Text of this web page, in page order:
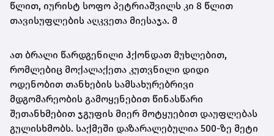
წლით, იურისტ სოფო პეტრიაშვილს კი 8 წლით
თავისუფლების აღკვეთა მიესაჯა. მ
ათ ბრალი წარდგენილი ჰქონდათ მუხლებით,
რომლებიც მოქალაქეთა კუთვნილი დიდი
ოდენობით თანხების სამსახურებრივი
მდგომარეობის გამოყენებით წინასწარი
შეთანხმებით ჯგუფის მიერ მოტყუებით დაუფლებას
გულისხმობს. საქმეში დაზარალებულია 500-ზე მეტი